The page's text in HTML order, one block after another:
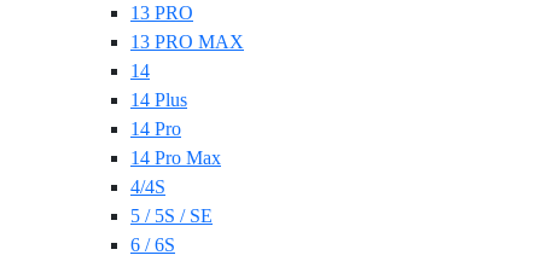
13 PRO
13 PRO MAX
14
14 Plus
14 Pro
14 Pro Max
4/4S
5 / 5S / SE
6 / 6S